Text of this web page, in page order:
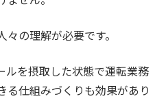
の理解が必要です。
ルを摂取した状態で運転業務
る仕組みづくりも効果があり